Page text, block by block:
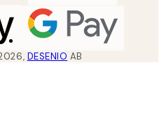
, DESENIO AB